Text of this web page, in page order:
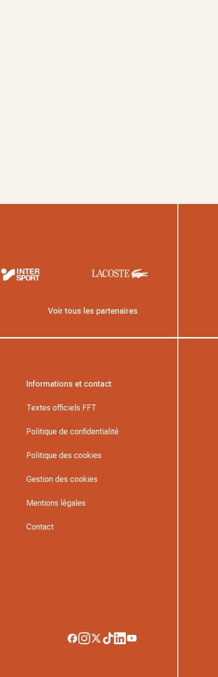
Voir tous les partenaires
Informations et contact
Textes officiels FFT
Politique de confidentialité
Politique des cookies
Gestion des cookies
Mentions légales
Contact